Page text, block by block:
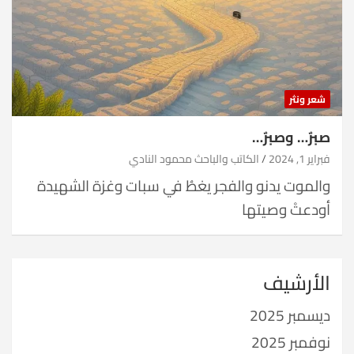
شعر ونثر
صبرٌ… وصبرٌ…
فبراير 1, 2024 الكاتب والباحث محمود النادي
والموت يدنو والفجر يغطُ في سبات وغزة الشهيدة
أودعتْ وصيتها
الأرشيف
ديسمبر 2025
نوفمبر 2025